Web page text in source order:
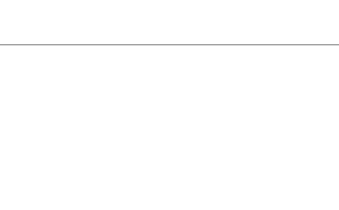
accessible par les transports en